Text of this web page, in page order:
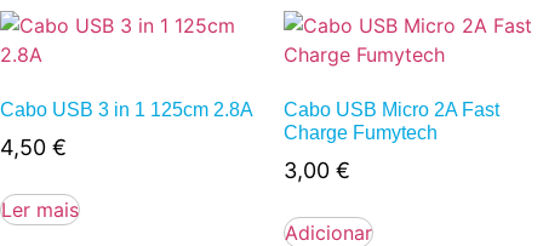
Cabo USB 3 in 1 125cm 2.8A
4,50 €
Ler mais
Cabo USB Micro 2A Fast
Charge Fumytech
3,00 €
Adicionar